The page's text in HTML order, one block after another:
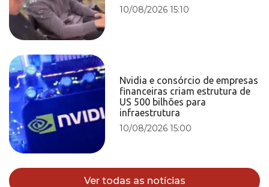
10/08/2026 15:10
Nvidia e consórcio de empresas
financeiras criam estrutura de
US 500 bilhões para
infraestrutura
10/08/2026 15:00
Ver todas as notícias